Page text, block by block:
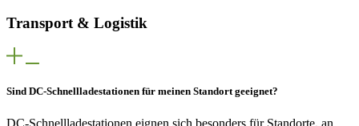
Transport & Logistik
Sind DC-Schnellladestationen für meinen Standort geeignet?
DC-Schnellladestationen eignen sich besonders für Standorte, an